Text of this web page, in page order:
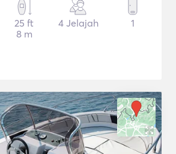
25 ft
8 m
4 Jelajah 1